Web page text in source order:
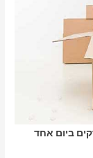
ביום אחד